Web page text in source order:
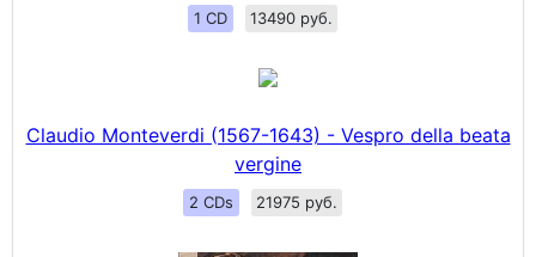
1 CD 13490 руб.
Claudio Monteverdi (1567-1643) - Vespro della beata
vergine
2 CDs 21975 руб.